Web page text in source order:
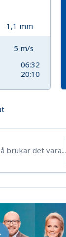
1,1 mm
5 m/s
06:32
20:10
brukar det vara...